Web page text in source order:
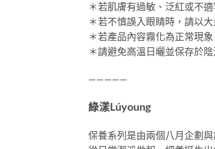
＊若肌膚有過敏、泛紅或不
＊若不慎誤入眼睛時，請以
＊若產品內容霧化為正常現
＊請避免高溫日曬並保存於陰
—————
綠漾Lúyoung
保養系列是由兩個八月企劃